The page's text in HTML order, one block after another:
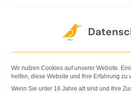
Der Verlag
Wir nutzen Cookies auf unserer Website.
helfen, diese Website und Ihre Erfahrung zu
Wenn Sie unter 16 Jahre alt sind und Ihre